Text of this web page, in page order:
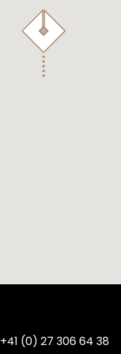
+41 (0) 27 306 64 38